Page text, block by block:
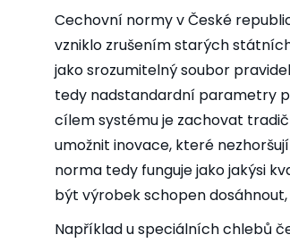
Cechovní normy v České
vzniklo zrušením starých
jako srozumitelný soubor
tedy nadstandardní parametry
cílem systému je zachovat
umožnit inovace, které
norma tedy funguje jako jakýsi
být výrobek schopen
Například u speciálních chlebů